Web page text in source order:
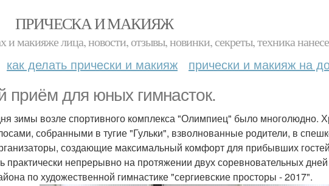
ПРИЧЕСКА И МАКИЯЖ
и макияже лица, новости, отзывы, новинки, секреты, техника
как делать прически и макияж прически и макияж на
приём для юных гимнасток.
зимы возле спортивного комплекса "Олимпиец" было многолюдно.
собранными в тугие "Гульки", взволнованные родители, в
создающие максимальный комфорт для прибывших
практически непрерывно на протяжении двух соревновательных дней
по художественной гимнастике "сергиевские просторы - 2017".